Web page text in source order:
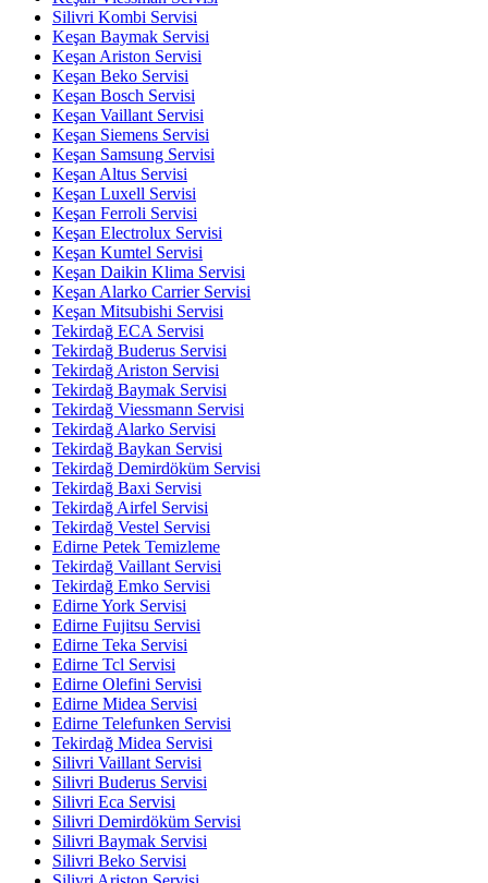
Silivri Kombi Servisi
Keşan Baymak Servisi
Keşan Ariston Servisi
Keşan Beko Servisi
Keşan Bosch Servisi
Keşan Vaillant Servisi
Keşan Siemens Servisi
Keşan Samsung Servisi
Keşan Altus Servisi
Keşan Luxell Servisi
Keşan Ferroli Servisi
Keşan Electrolux Servisi
Keşan Kumtel Servisi
Keşan Daikin Klima Servisi
Keşan Alarko Carrier Servisi
Keşan Mitsubishi Servisi
Tekirdağ ECA Servisi
Tekirdağ Buderus Servisi
Tekirdağ Ariston Servisi
Tekirdağ Baymak Servisi
Tekirdağ Viessmann Servisi
Tekirdağ Alarko Servisi
Tekirdağ Baykan Servisi
Tekirdağ Demirdöküm Servisi
Tekirdağ Baxi Servisi
Tekirdağ Airfel Servisi
Tekirdağ Vestel Servisi
Edirne Petek Temizleme
Tekirdağ Vaillant Servisi
Tekirdağ Emko Servisi
Edirne York Servisi
Edirne Fujitsu Servisi
Edirne Teka Servisi
Edirne Tcl Servisi
Edirne Olefini Servisi
Edirne Midea Servisi
Edirne Telefunken Servisi
Tekirdağ Midea Servisi
Silivri Vaillant Servisi
Silivri Buderus Servisi
Silivri Eca Servisi
Silivri Demirdöküm Servisi
Silivri Baymak Servisi
Silivri Beko Servisi